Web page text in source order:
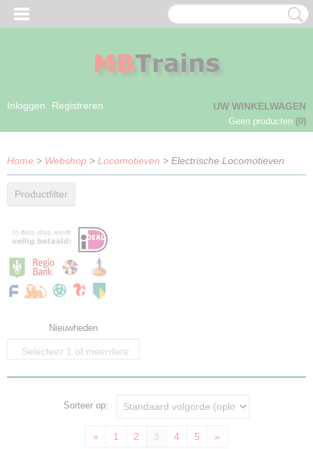
Inloggen Registreren UW WINKELWAGEN
Geen producten (0)
Home > Webshop > Locomotieven > Electrische Locomotieven
Productfilter
Nieuwheden
Selecteer 1 of meerdere
Sorteer op:
« 1 2 3 4 5 »